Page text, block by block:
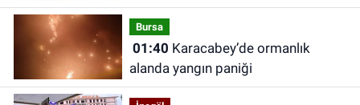
Bursa
01:40
alanda yangın paniği